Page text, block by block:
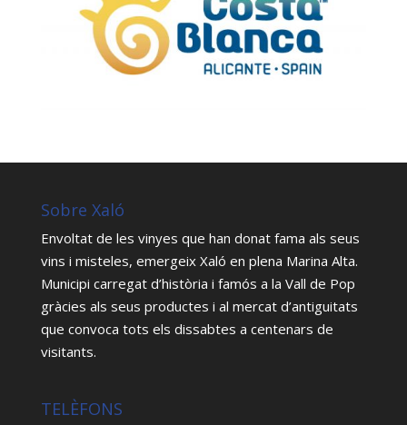
Sobre Xaló
Envoltat de les vinyes que han donat fama als seus
vins i misteles, emergeix Xaló en plena Marina Alta.
Municipi carregat d’història i famós a la Vall de Pop
gràcies als seus productes i al mercat d’antiguitats
que convoca tots els dissabtes a centenars de
visitants.
TELÈFONS